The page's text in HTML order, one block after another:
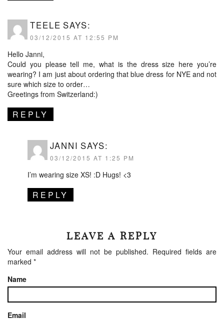
TEELE SAYS:
03/12/2015 AT 12:55 PM
Hello Janni,
Could you please tell me, what is the dress size here you’re
wearing? I am just about ordering that blue dress for NYE and not
sure which size to order…
Greetings from Switzerland:)
REPLY
JANNI SAYS:
03/12/2015 AT 1:25 PM
I’m wearing size XS! :D Hugs! <3
REPLY
LEAVE A REPLY
Your email address will not be published. Required fields are
marked *
Name
Email